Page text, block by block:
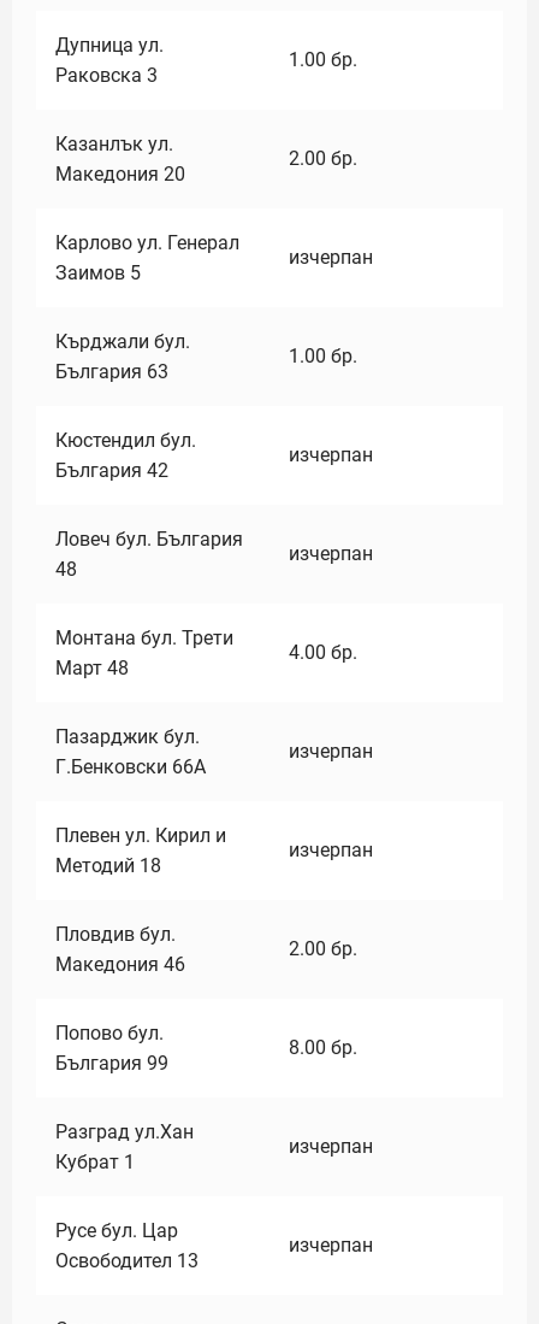
Дупница ул.
Раковска 3
1.00 бр.
Казанлък ул.
Македония 20
2.00 бр.
Карлово ул. Генерал
Заимов 5
изчерпан
Кърджали бул.
България 63
1.00 бр.
Кюстендил бул.
България 42
изчерпан
Ловеч бул. България
48
изчерпан
Монтана бул. Трети
Март 48
4.00 бр.
Пазарджик бул.
Г.Бенковски 66А
изчерпан
Плевен ул. Кирил и
Методий 18
изчерпан
Пловдив бул.
Македония 46
2.00 бр.
Попово бул.
България 99
8.00 бр.
Разград ул.Хан
Кубрат 1
изчерпан
Русе бул. Цар
Освободител 13
изчерпан